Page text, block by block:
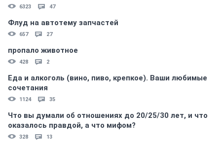
6323 47
Флуд на автотему запчастей
657 27
пропало животное
428 2
Еда и алкоголь (вино, пиво, крепкое). Ваши любимые
сочетания
1124 35
Что вы думали об отношениях до 20/25/30 лет, и что
оказалось правдой, а что мифом?
328 13